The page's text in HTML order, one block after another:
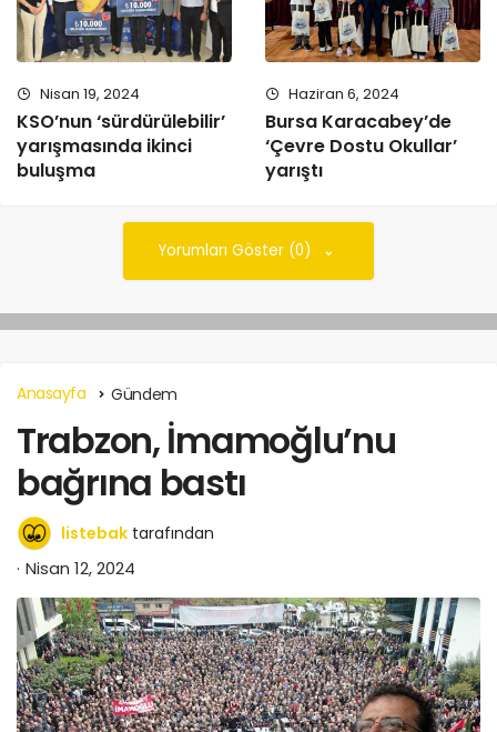
Nisan 19, 2024
KSO’nun ‘sürdürülebilir’
yarışmasında ikinci
buluşma
Haziran 6, 2024
Bursa Karacabey’de
‘Çevre Dostu Okullar’
yarıştı
Yorumları Göster (0)
Anasayfa Gündem
Trabzon, İmamoğlu’nu
bağrına bastı
listebak tarafından
Nisan 12, 2024